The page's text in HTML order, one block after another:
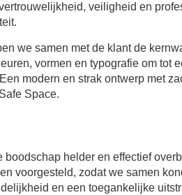
veiligheid en
we samen met de klant de
vormen en typografie om tot
modern en strak ontwerp met
Space.
helder en effectief
voorgesteld, zodat we samen
en een toegankelijke